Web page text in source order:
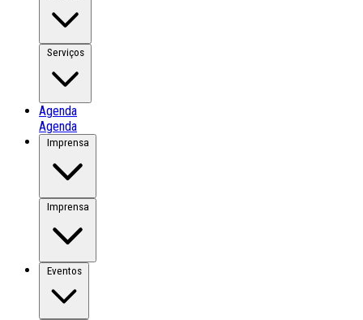
Serviços
Agenda
Agenda
Imprensa
Imprensa
Eventos